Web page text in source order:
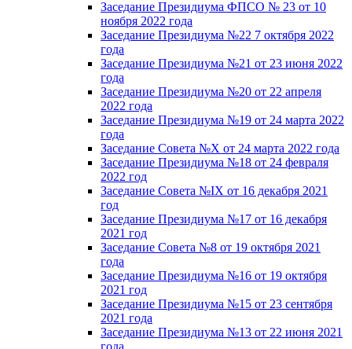
Заседание Президиума ФПСО № 23 от 10
ноября 2022 года
Заседание Президиума №22 7 октября 2022
года
Заседание Президиума №21 от 23 июня 2022
года
Заседание Президиума №20 от 22 апреля
2022 года
Заседание Президиума №19 от 24 марта 2022
года
Заседание Совета №X от 24 марта 2022 года
Заседание Президиума №18 от 24 февраля
2022 год
Заседание Совета №IX от 16 декабря 2021
год
Заседание Президиума №17 от 16 декабря
2021 год
Заседание Совета №8 от 19 октября 2021
года
Заседание Президиума №16 от 19 октября
2021 год
Заседание Президиума №15 от 23 сентября
2021 года
Заседание Президиума №13 от 22 июня 2021
года